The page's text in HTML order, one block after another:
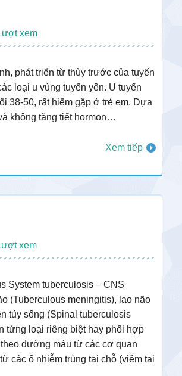
phát triển từ thùy trước của tuyến
loại u vùng tuyến yên. U tuyến
38-50, rất hiếm gặp ở trẻ em. Dựa
không tăng tiết hormon…
Xem tiếp
System tuberculosis – CNS
(Tuberculous meningitis), lao não
tủy sống (Spinal tuberculosis
từng loại riêng biệt hay phối hợp
đường máu từ các cơ quan
các ổ nhiễm trùng tại chỗ (viêm tai